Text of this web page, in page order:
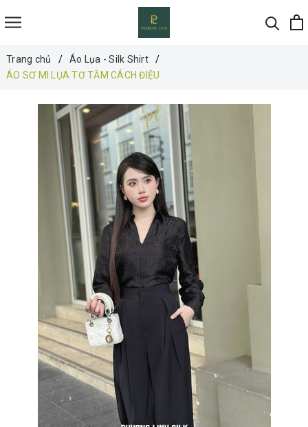
Trang chủ
Áo Lụa - Silk Shirt
ÁO SƠ MI LỤA TƠ TẰM CÁCH ĐIỆU